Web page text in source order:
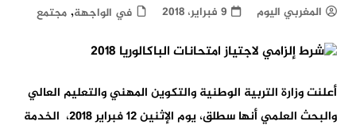
المغربي اليوم 9 فبراير، 2018 في الواجهة, مجتمع
أعلنت وزارة التربية الوطنية والتكوين المهني والتعليم العالي
والبحث العلمي أنها سطلق، يوم الإثنين 12 فبراير 2018، الخدمة